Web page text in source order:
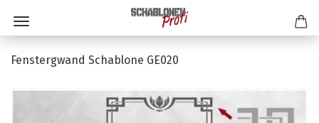
Fenstergwand Schablone GE020